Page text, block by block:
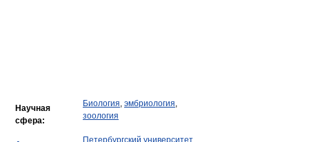
Научная
сфера:
Биология, эмбриология,
зоология
Петербургский университет